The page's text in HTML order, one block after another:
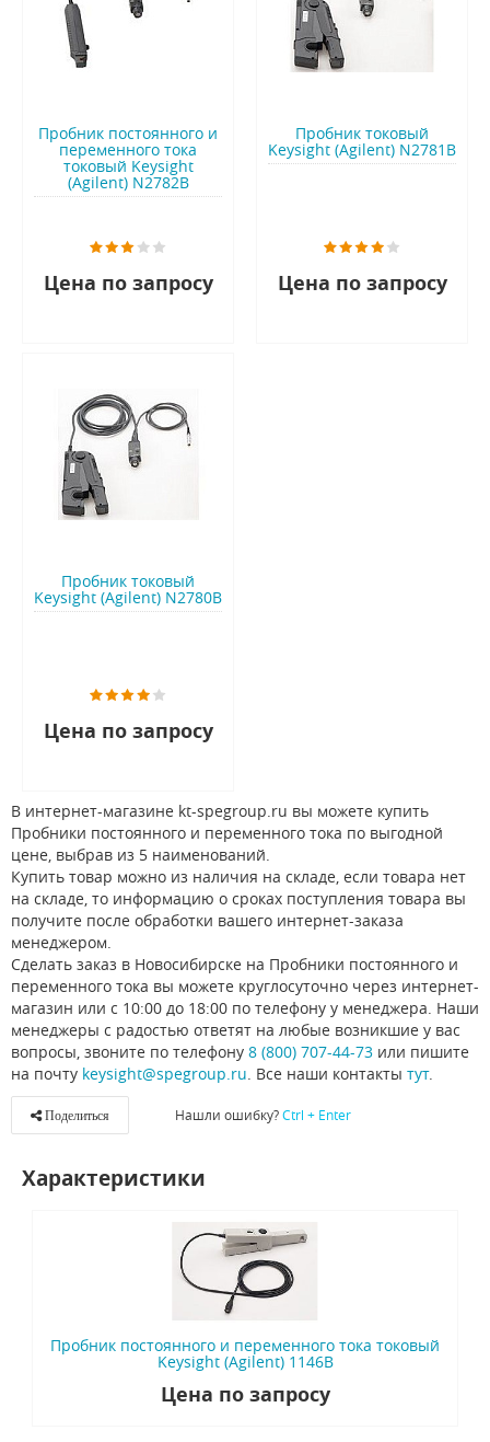
Пробник постоянного и
переменного тока
токовый Keysight
(Agilent) N2782B
Цена по запросу
Пробник токовый
Keysight (Agilent) N2781B
Цена по запросу
Пробник токовый
Keysight (Agilent) N2780B
Цена по запросу
В интернет-магазине kt-spegroup.ru вы можете купить
Пробники постоянного и переменного тока по выгодной
цене, выбрав из 5 наименований.
Купить товар можно из наличия на складе, если товара нет
на складе, то информацию о сроках поступления товара вы
получите после обработки вашего интернет-заказа
менеджером.
Сделать заказ в Новосибирске на Пробники постоянного и
переменного тока вы можете круглосуточно через интернет-
магазин или с 10:00 до 18:00 по телефону у менеджера. Наши
менеджеры с радостью ответят на любые возникшие у вас
вопросы, звоните по телефону 8 (800) 707-44-73 или пишите
на почту keysight@spegroup.ru. Все наши контакты тут.
Поделиться Нашли ошибку?Ctrl + Enter
Характеристики
Пробник постоянного и переменного тока токовый
Keysight (Agilent) 1146B
Цена по запросу